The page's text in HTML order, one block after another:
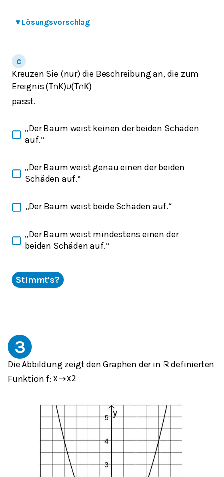
▾ Lösungsvorschlag
Kreuzen Sie (nur) die Beschreibung an, die zum
Ereignis(T∩ K)∪(T∩ K)
passt.
„Der Baum weist keinen der beiden Schäden
auf.“
„Der Baum weist genau einen der beiden
Schäden auf.“
„Der Baum weist beide Schäden auf.“
„Der Baum weist mindestens einen der
beiden Schäden auf.“
Stimmt's?
3
Die Abbildung zeigt den Graphen der in ℝdefinierten
Funktion f: x→x2